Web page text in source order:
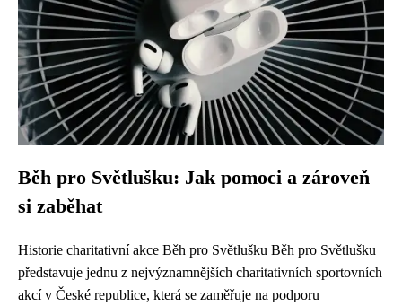
Běh pro Světlušku: Jak pomoci a zároveň
si zaběhat
Historie charitativní akce Běh pro Světlušku Běh pro Světlušku
představuje jednu z nejvýznamnějších charitativních sportovních
akcí v České republice, která se zaměřuje na podporu